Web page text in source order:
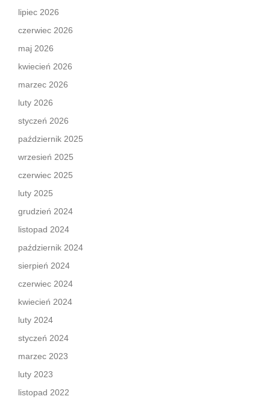
lipiec 2026
czerwiec 2026
maj 2026
kwiecień 2026
marzec 2026
luty 2026
styczeń 2026
październik 2025
wrzesień 2025
czerwiec 2025
luty 2025
grudzień 2024
listopad 2024
październik 2024
sierpień 2024
czerwiec 2024
kwiecień 2024
luty 2024
styczeń 2024
marzec 2023
luty 2023
listopad 2022